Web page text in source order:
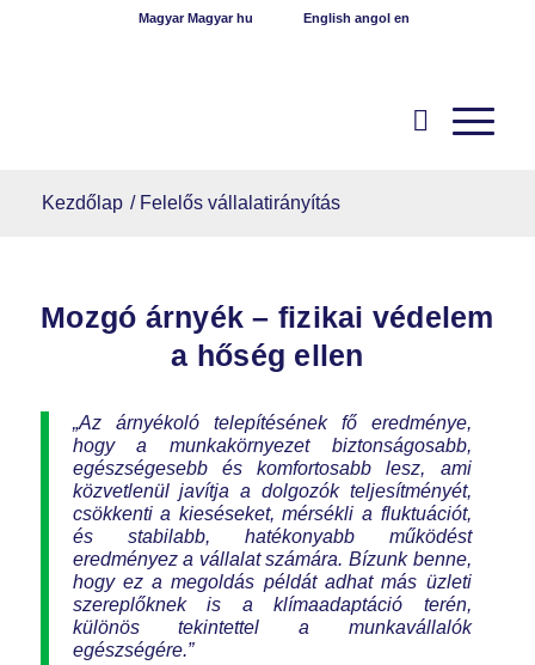
Magyar Magyar hu English angol en
Kezdőlap / Felelős vállalatirányítás
Mozgó árnyék – fizikai védelem
a hőség ellen
„Az árnyékoló telepítésének fő eredménye,
hogy a munkakörnyezet biztonságosabb,
egészségesebb és komfortosabb lesz, ami
közvetlenül javítja a dolgozók teljesítményét,
csökkenti a kieséseket, mérsékli a fluktuációt,
és stabilabb, hatékonyabb működést
eredményez a vállalat számára. Bízunk benne,
hogy ez a megoldás példát adhat más üzleti
szereplőknek is a klímaadaptáció terén,
különös tekintettel a munkavállalók
egészségére.”